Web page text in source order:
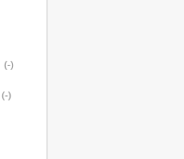
(-)
(-)